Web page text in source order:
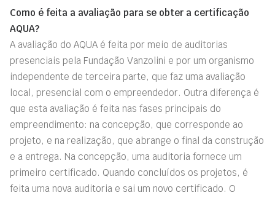
Como é feita a avaliação para se obter a certificação
AQUA?
A avaliação do AQUA é feita por meio de auditorias
presenciais pela Fundação Vanzolini e por um organismo
independente de terceira parte, que faz uma avaliação
local, presencial com o empreendedor. Outra diferença é
que esta avaliação é feita nas fases principais do
empreendimento: na concepção, que corresponde ao
projeto, e na realização, que abrange o final da construção
e a entrega. Na concepção, uma auditoria fornece um
primeiro certificado. Quando concluídos os projetos, é
feita uma nova auditoria e sai um novo certificado. O